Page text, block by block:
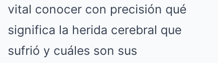
vital conocer con precisión qué
significa la herida cerebral que
sufrió y cuáles son sus